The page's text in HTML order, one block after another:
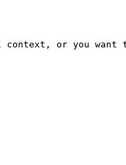
context, or you